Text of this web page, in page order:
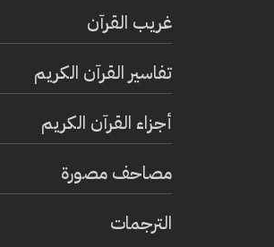
غريب القرآن
تفاسير القرآن الكريم
أجزاء القرآن الكريم
مصاحف مصورة
الترجمات